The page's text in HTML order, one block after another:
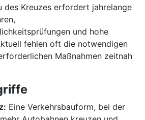
des Kreuzes erfordert jahrelange
und hohe
fehlen oft die notwendigen
Maßnahmen zeitnah
Eine Verkehrsbauform, bei der